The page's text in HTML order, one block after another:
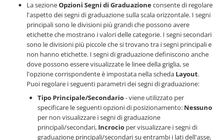
La sezioneOpzioni Segni di Graduazioneconsente di regolare
l'aspetto dei segni di graduazione sulla scala orizzontale. I segni
principali sono le divisioni più grandi che possono avere
etichette che mostrano i valori delle categorie. I segni secondari
sono le divisioni più piccole che si trovano tra i segni principali e
non hanno etichette. I segni di graduazione definiscono anche
dove possono essere visualizzate le linee della griglia, se
l'opzione corrispondente è impostata nella scheda Layout.
Puoi regolare i seguenti parametri dei segni di graduazione:
Tipo Principale/Secondario- viene utilizzato per
specificare le seguenti opzioni di posizionamento: Nessuno
per non visualizzare i segni di graduazione
principali/secondari, Incrocio per visualizzare i segni di
graduazione principali/secondari su entrambi i lati dell'asse,